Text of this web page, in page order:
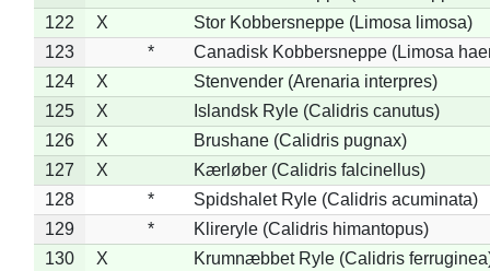
122
X
Stor Kobbersneppe (Limosa limosa)
123
*
Canadisk Kobbersneppe (Limosa
124
X
Stenvender (Arenaria interpres)
125
X
Islandsk Ryle (Calidris canutus)
126
X
Brushane (Calidris pugnax)
127
X
Kærløber (Calidris falcinellus)
128
*
Spidshalet Ryle (Calidris acuminata)
129
*
Klireryle (Calidris himantopus)
130
X
Krumnæbbet Ryle (Calidris